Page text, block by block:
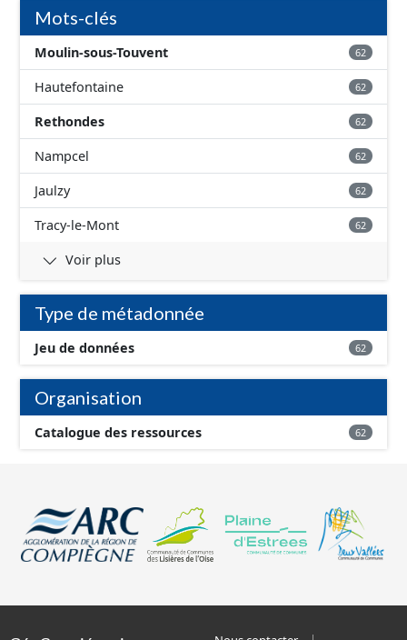
Mots-clés
Moulin-sous-Touvent 62
Hautefontaine 62
Rethondes 62
Nampcel 62
Jaulzy 62
Tracy-le-Mont 62
Voir plus
Type de métadonnée
Jeu de données 62
Organisation
Catalogue des ressources 62